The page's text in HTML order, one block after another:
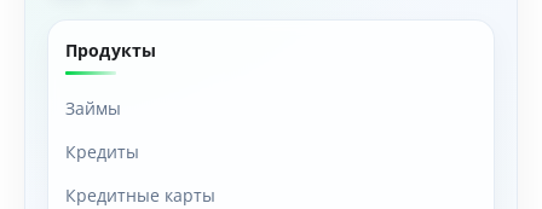
Продукты
Займы
Кредиты
Кредитные карты